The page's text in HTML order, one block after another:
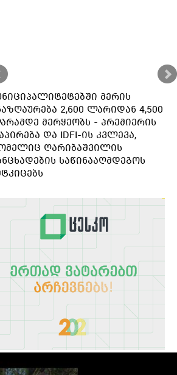
მერის
2,600 ლარიდან 4,500
მერყეობს - პრემიერის
და IDFI-ის კვლევა,
ღარიბაშვილის
საწინააღმდეგოს